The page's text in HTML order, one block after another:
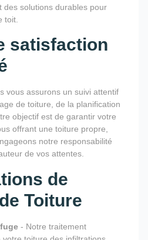
des solutions durables pour
toit.
satisfaction
vous assurons un suivi attentif
de toiture, de la planification
objectif est de garantir votre
offrant une toiture propre,
notre responsabilité
de vos attentes.
de
Toiture
- Notre traitement